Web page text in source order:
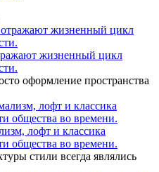
жизненный цикл
оформление пространства
лофт и классика
общества во времени.
стили всегда являлись